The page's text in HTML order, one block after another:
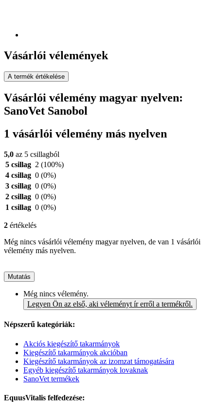
Vásárlói vélemények
A termék értékelése
Vásárlói vélemény magyar nyelven:
SanoVet Sanobol
1 vásárlói vélemény más nyelven
5,0 az 5 csillagból
5 csillag 2 (100%)
4 csillag 0 (0%)
3 csillag 0 (0%)
2 csillag 0 (0%)
1 csillag 0 (0%)
2 értékelés
Még nincs vásárlói vélemény magyar nyelven, de van 1 vásárlói
vélemény más nyelven.
Mutatás
Még nincs vélemény.
Legyen Ön az első, aki véleményt ír erről a termékről.
Népszerű kategóriák:
Akciós kiegészítő takarmányok
Kiegészítő takarmányok akcióban
Kiegészítő takarmányok az izomzat támogatására
Egyéb kiegészítő takarmányok lovaknak
SanoVet termékek
EquusVitalis felfedezése: